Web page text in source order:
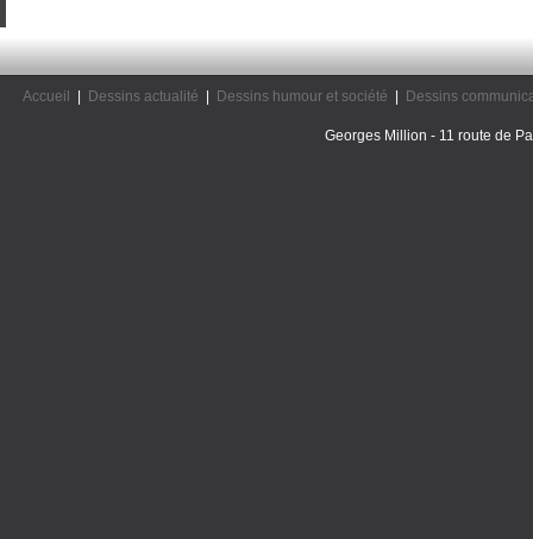
Accueil Dessins actualité Dessins humour et société Dessins
Georges Million - 11 route de